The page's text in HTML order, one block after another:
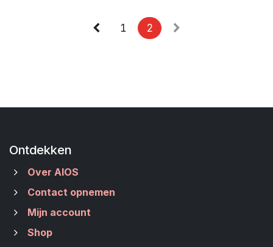
1 2
Ontdekken
Over AIOS
Contact opnemen
Mijn account
Shop